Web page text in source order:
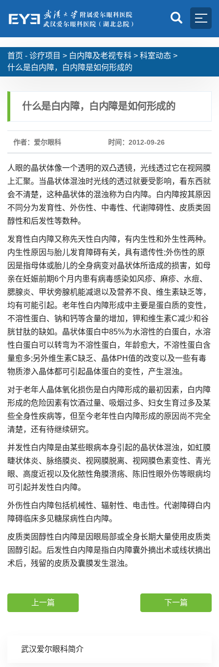
首页 - 诊疗项目 > 白内障及老视专科 > 科室动态 >
什么是白内障，白内障是如何形成的
武汉爱尔眼科简介
什么是白内障，白内障是如何形成的
作者：爱尔眼科 时间：2012-09-26
人眼的晶状体像一个透明的双凸透镜，光线透过它在视网膜
上汇聚。当晶状体混浊时光线的透过就要受影响，看东西就
会不清楚，这种晶状体的混浊称为白内障。白内障按其原因
不同分为发育性、外伤性、中毒性、代谢障碍性、皮质类固
醇性和后发性等数种。
发育性白内障又称先天性白内障，有内生性和外生性两种。
内生性原因与胎儿发育障碍有关，具有遗传性;外伤性的原
因是指母体或胎儿的全身病变对晶状体所造成的损害，如母
亲在妊娠前期6个月内患有病毒感染如风疹、麻疹、水痘、
腮腺炎、甲状旁腺机能减退以及营养不良、维生素缺乏等，
均有可能引起。老年性白内障形成中主要是蛋白质的变性，
不溶性蛋白、钠和钙等含量的增加，钾和维生素C减少和谷
胱甘肽的缺如。晶状体蛋白中85%为水溶性的白蛋白，水溶
性白蛋白可以转弯为不溶性蛋白，年龄愈大，不溶性蛋白含
量愈多;另外维生素C缺乏、晶体PH值的改变以及一些有毒
物质渗入晶体都可引起晶体蛋白的变性，产生混浊。
对于老年人晶体氧化损伤是白内障形成的最初因素，白内障
形成的危险因素有饮酒过量、吸烟过多、妇女生育过多及某
些全身性疾病等，但至今老年性白内障形成的原因尚不完全
清楚，还有待继续研究。
并发性白内障是由某些眼病本身引起的晶状体混浊，如虹膜
睫状体炎、脉络膜炎、视网膜脱离、视网膜色素变性、青光
眼、高度近视以及化脓性角膜溃疡、陈旧性眼外伤等眼病均
可引起并发性白内障。
外伤性白内障包括机械性、辐射性、电击性。代谢障碍白内
障碍临床多见糖尿病性白内障。
皮质类固醇性白内障是因眼局部或全身长期大量使用皮质类
固醇引起。后发性白内障是指白内障囊外摘出术或线状摘出
术后，残留的皮质及囊膜发生混浊。
上一篇 下一篇